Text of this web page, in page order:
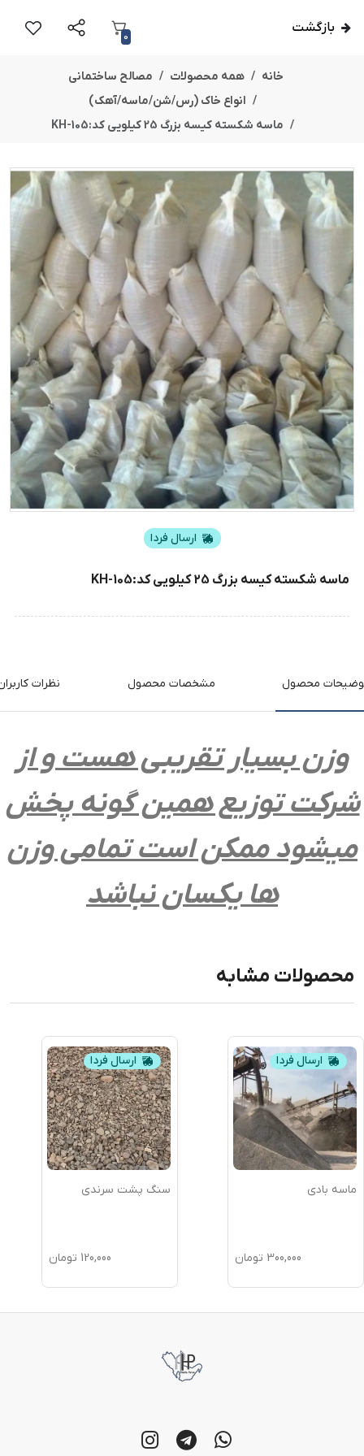
بازگشت
0
خانه همه محصولات
مصالح ساختمانی
انواع خاک (رس/شن/ماسه/آهک)
ماسه شکسته کیسه بزرگ 25 کیلویی کد:KH-105
ارسال فردا
ماسه شکسته کیسه بزرگ 25 کیلویی کد:KH-105
محصول مشخصات محصول نظرات
وزن بسیار تقریبی هست و از
شرکت توزیع همین گونه پخش
میشود ممکن است تمامی وزن
ها یکسان نباشد
محصولات مشابه
ارسال فردا
ماسه بادی
300,000 تومان
ارسال فردا
سنگ پشت سرندی
120,000 تومان